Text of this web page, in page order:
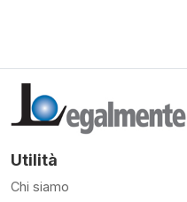
Utilità
Chi siamo